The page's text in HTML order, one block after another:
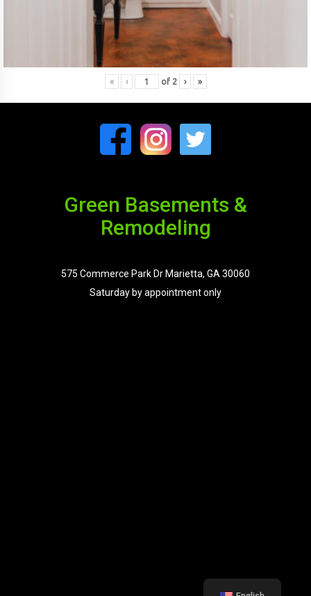
« ‹ of 2 › »
Green Basements &
Remodeling
575 Commerce Park Dr Marietta, GA 30060
Saturday by appointment only